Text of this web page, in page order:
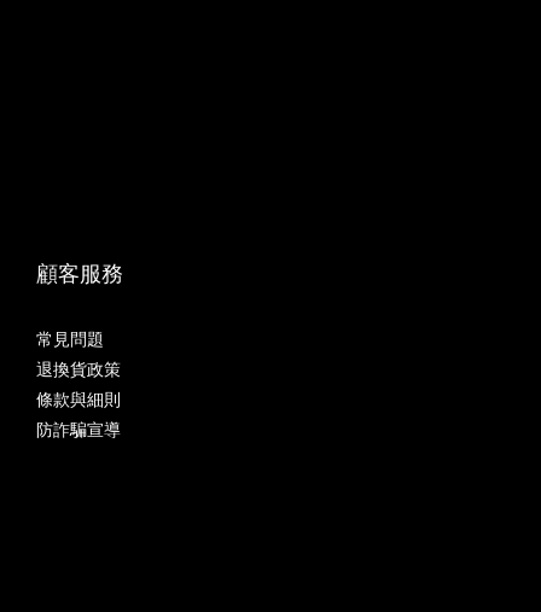
顧客服務
常見問題
退換貨政策
條款與細則
防詐騙宣導